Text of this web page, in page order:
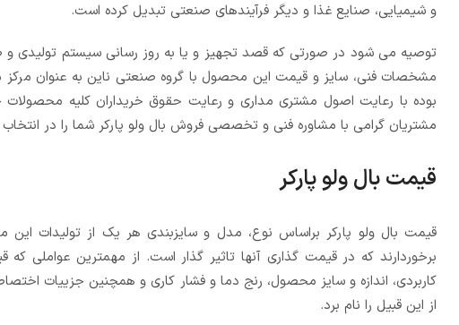
و شیمیایی، صنایع غذا و دیگر فرآیندهای صنعتی تبدیل کرده است.
توصیه می شود در صورتی که قصد تجهیز و یا به روز رسانی سیستم تولیدی و
مشخصات فنی، سایز و قیمت این محصول با گروه صنعتی ناین به عنوان مرکز
بوده با رعایت اصول مشتری مداری و رعایت حقوق خریداران کلیه محصولات
مشتریان گرامی با مشاوره فنی و تخصصی فروش بال ولو پارکر شما را در
قیمت بال ولو پارکر
قیمت بال ولو پارکر براساس نوع، مدل و سایزبندی هر یک از تولیدات
برخوردارند که در قیمت گذاری آنها تاثیر گذار است. از مهمترین عواملی
کاربردی، اندازه و سایز محصول، رنج دما و فشار کاری و همچنین جزییات
از این قبیل را نام برد.